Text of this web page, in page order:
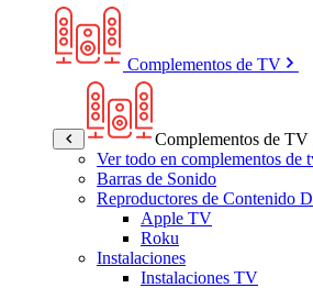
Complementos de TV
Complementos de TV
Ver todo en complementos de
Barras de Sonido
Reproductores de Contenido
Apple TV
Roku
Instalaciones
Instalaciones TV